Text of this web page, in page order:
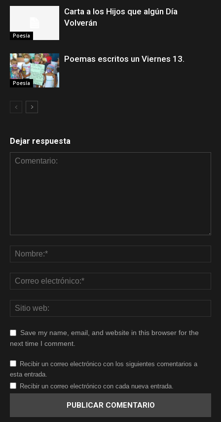
Poesía
Carta a los Hijos que algún Día
Volverán
Poesía
Poemas escritos un Viernes 13.
Dejar respuesta
Save my name, email, and website in this browser for the
next time I comment.
Recibir un correo electrónico con los siguientes comentarios a
esta entrada.
Recibir un correo electrónico con cada nueva entrada.